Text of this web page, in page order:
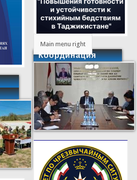
Main menu right
Координация